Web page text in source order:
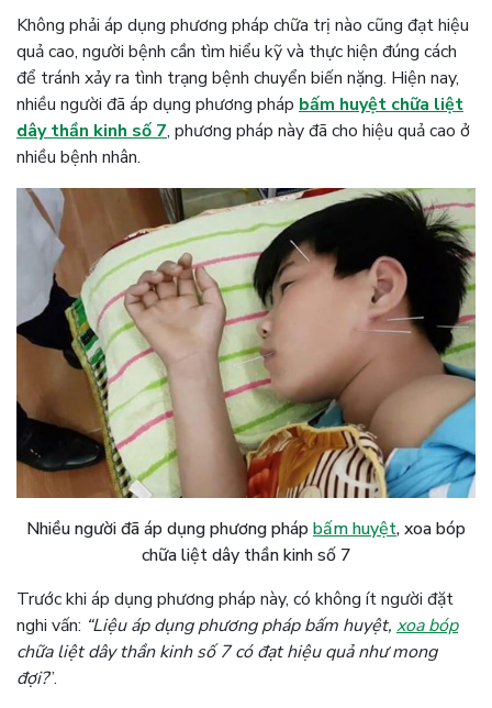
Không phải áp dụng phương pháp chữa trị nào cũng đạt hiệu
quả cao, người bệnh cần tìm hiểu kỹ và thực hiện đúng cách
để tránh xảy ra tình trạng bệnh chuyển biến nặng. Hiện nay,
nhiều người đã áp dụng phương pháp bấm huyệt chữa liệt
dây thần kinh số 7, phương pháp này đã cho hiệu quả cao ở
nhiều bệnh nhân.
Nhiều người đã áp dụng phương pháp bấm huyệt, xoa bóp
chữa liệt dây thần kinh số 7
Trước khi áp dụng phương pháp này, có không ít người đặt
nghi vấn: “Liệu áp dụng phương pháp bấm huyệt, xoa bóp
chữa liệt dây thần kinh số 7 có đạt hiệu quả như mong
đợi?”.